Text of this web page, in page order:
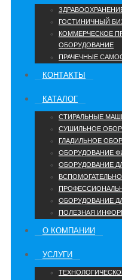
ГОСТИНИЧНЫЙ
КОММЕРЧЕСКОЕ
ОБОРУДОВАНИЕ
ПРАЧЕЧНЫЕ
КОНТАКТЫ
КАТАЛОГ
СТИРАЛЬНЫЕ
СУШИЛЬНОЕ
ГЛАДИЛЬНОЕ
ОБОРУДОВАНИЕ
ОБОРУДОВАНИЕ
ОБОРУДОВАНИЕ
ПОЛЕЗНАЯ
О КОМПАНИИ
УCЛУГИ